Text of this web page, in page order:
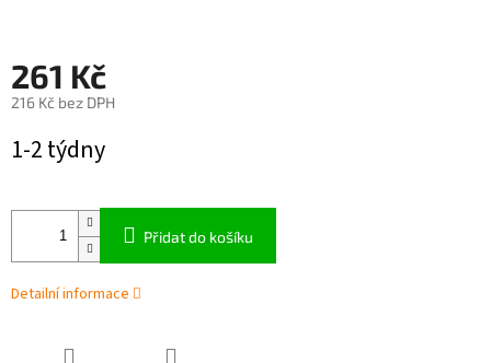
261 Kč
216 Kč bez DPH
cena:
1-2 týdny
Přidat do košíku
Detailní informace